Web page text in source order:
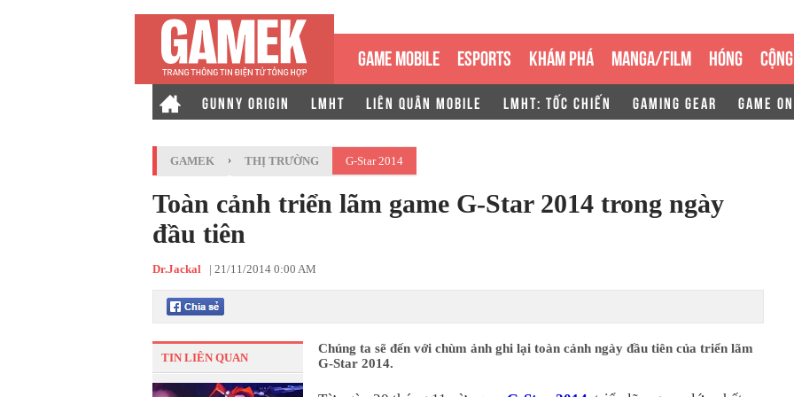
GAME MOBILE ESPORTS KHÁM PHÁ MANGA/FILM HÓNG
GUNNY ORIGIN LMHT LIÊN QUÂN MOBILE LMHT: TỐC CHIẾN GAMING GEAR GAME
GAMEK › THỊ TRƯỜNG G-Star 2014
Toàn cảnh triển lãm game G-Star 2014 trong ngày
đầu tiên
Dr.Jackal | 21/11/2014 0:00 AM
TIN LIÊN QUAN
Chúng ta sẽ đến với chùm ảnh ghi lại toàn cảnh ngày đầu tiên của triển lãm
G-Star 2014.